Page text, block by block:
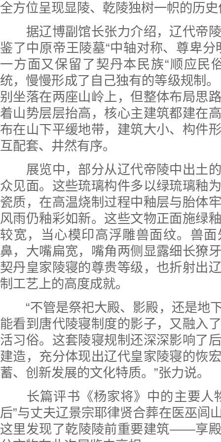
全方位呈现显陵、乾陵独树一帜的历
据辽博副馆长张力介绍，辽代帝陵
鉴了中原帝王陵墓“中轴对称、尊卑分
一方面又保留了契丹本民族“顺应民
统，慢慢形成了自己独有的等级规制
别坐落在两座山岭上，但整体布局思
着山势层层抬高，核心主建筑都建在
布在山下平缓地带，建筑大小、构件
互配套、井然有序。
展览中，部分从辽代帝陵中出土的
众见面。这些琉璃构件多以绿琉璃釉
瓷质，在高温烧制过程中釉层与胎体
风雨仍釉彩如新。这些文物正面施绿
较宽，当心模印高浮雕兽面纹。兽
鼻，大嘴扁宽，嘴角两侧显露细长獠
契丹皇家陵寝的尊贵等级，也折射出
制工艺上的高度成就。
“不管是祭祀大殿、影殿，还是地
能看到唐代陵寝制度的影子，又融入
活习俗。这套陵寝规制还深深影响了
建造，充分体现出辽代皇家陵寝的恢
蓄、创新发展的文化特质。”张力说。
长篇评书《杨家将》中的主要人
后”与丈夫辽景宗耶律贤合葬在医巫闾
这里发现了乾陵陵前重要建筑——享